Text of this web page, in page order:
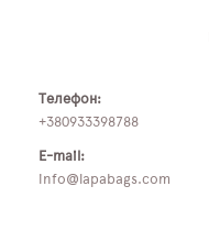
Телефон:
+380933398788
E-mail:
info@lapabags.com